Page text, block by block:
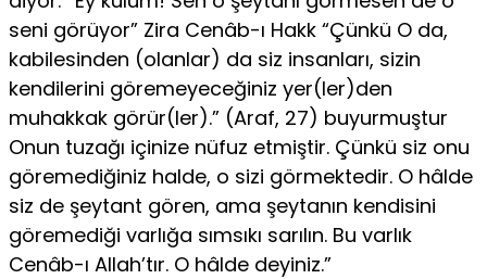
seni görüyor” Zira Cenâb-ı Hakk “Çünkü O da,
kabilesinden (olanlar) da siz insanları, sizin
kendilerini göremeyeceğiniz yer(ler)den
muhakkak görür(ler).” (Araf, 27) buyurmuştur
Onun tuzağı içinize nüfuz etmiştir. Çünkü siz onu
göremediğiniz halde, o sizi görmektedir. O hâlde
siz de şeytant gören, ama şeytanın kendisini
göremediği varlığa sımsıkı sarılın. Bu varlık
Cenâb-ı Allah’tır. O hâlde deyiniz.”